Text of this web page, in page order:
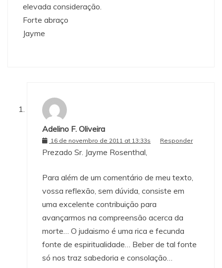
elevada consideração.
Forte abraço
Jayme
Adelino F. Oliveira
16 de novembro de 2011 at 13:33s Responder
Prezado Sr. Jayme Rosenthal,
Para além de um comentário de meu texto,
vossa reflexão, sem dúvida, consiste em
uma excelente contribuição para
avançarmos na compreensão acerca da
morte… O judaismo é uma rica e fecunda
fonte de espiritualidade… Beber de tal fonte
só nos traz sabedoria e consolação…